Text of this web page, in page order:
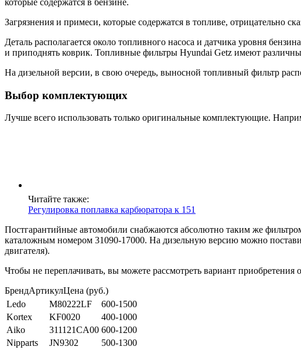
Загрязнения и примеси, которые содержатся в топливе, отрицательно
Деталь располагается около топливного насоса и датчика уровня
и приподнять коврик. Топливные фильтры Hyundai Getz имеют
На дизельной версии, в свою очередь, выносной топливный фильтр
Выбор комплектующих
Лучше всего использовать только оригинальные комплектующие.
Читайте также:
Регулировка поплавка карбюратора к 151
Постгарантийные автомобили снабжаются абсолютно таким же
каталожным номером 31090-17000. На дизельную версию можно
двигателя).
Чтобы не переплачивать, вы можете рассмотреть вариант
БрендАртикулЦена (руб.)
Ledo
M80222LF
600-1500
Kortex
KF0020
400-1000
Aiko
311121CA00 600-1200
Nipparts
JN9302
500-1300